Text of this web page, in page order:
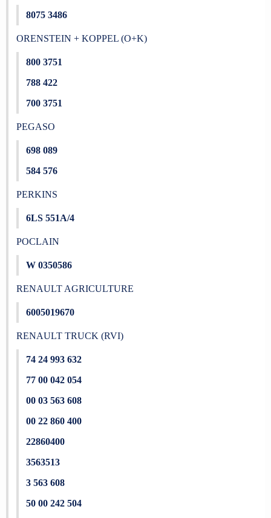
8075 3486
ORENSTEIN + KOPPEL (O+K)
800 3751
788 422
700 3751
PEGASO
698 089
584 576
PERKINS
6LS 551A/4
POCLAIN
W 0350586
RENAULT AGRICULTURE
6005019670
RENAULT TRUCK (RVI)
74 24 993 632
77 00 042 054
00 03 563 608
00 22 860 400
22860400
3563513
3 563 608
50 00 242 504